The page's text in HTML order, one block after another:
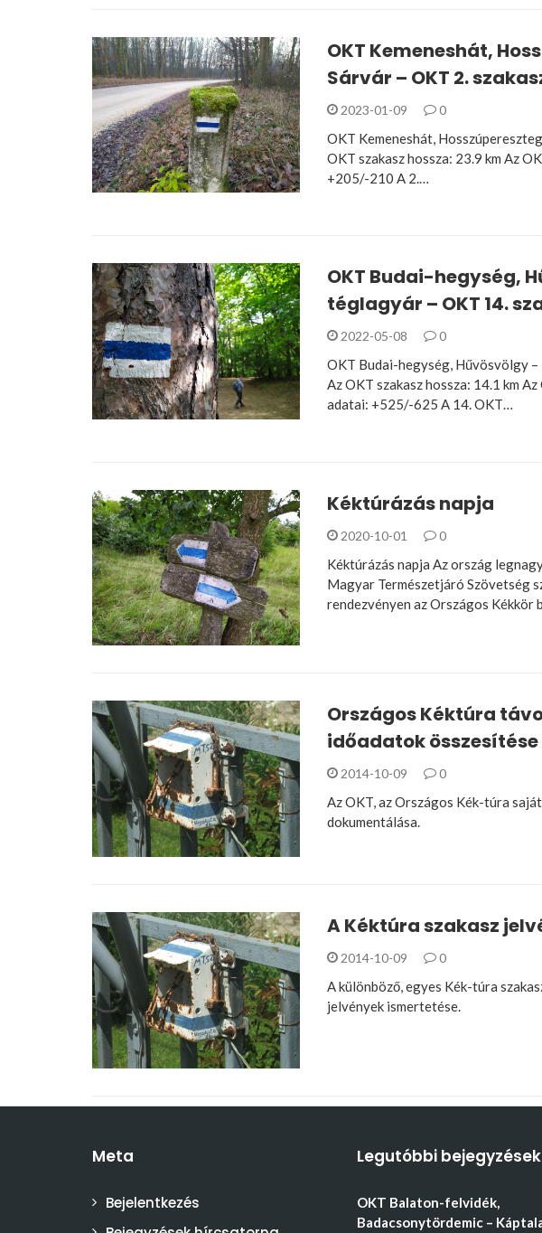
OKT Kemeneshát,
Sárvár – OKT 2.
2023-01-09 0
OKT Kemeneshát,
OKT szakasz hossza: 23.9 km Az
+205/-210 A 2.…
OKT Budai-hegység,
téglagyár – OKT 14.
2022-05-08 0
OKT Budai-hegység, Hűvösvölgy
Az OKT szakasz hossza: 14.1 km
adatai: +525/-625 A 14. OKT…
Kéktúrázás napja
2020-10-01 0
Kéktúrázás napja Az ország
Magyar Természetjáró Szövetség
rendezvényen az Országos Kékkör
Országos Kéktúra
időadatok összesítése
2014-10-09 0
Az OKT, az Országos Kék-túra
dokumentálása.
A Kéktúra szakasz
2014-10-09 0
A különböző, egyes Kék-túra
jelvények ismertetése.
Meta
Bejelentkezés
Legutóbbi bejegyzések
OKT Balaton-felvidék,
Badacsonytördemic –